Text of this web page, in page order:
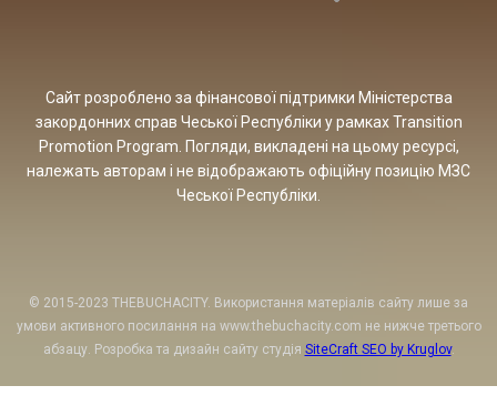
Сайт розроблено за фінансової підтримки Міністерства
закордонних справ Чеської Республіки у рамках Transition
Promotion Program. Погляди, викладені на цьому ресурсі,
належать авторам і не відображають офіційну позицію МЗС
Чеської Республіки.
© 2015-2023 THEBUCHACITY. Використання матеріалів сайту лише за
умови активного посилання на www.thebuchacity.com не нижче третього
абзацу. Розробка та дизайн сайту студія SiteCraft SEO by Kruglov.